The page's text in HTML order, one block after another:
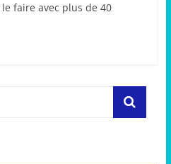
faire avec plus de 40